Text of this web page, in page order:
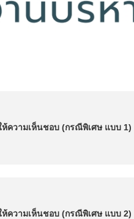
ความเห็นชอบ (กรณีพิเศษ แบบ 1)
ความเห็นชอบ (กรณีพิเศษ แบบ 2)